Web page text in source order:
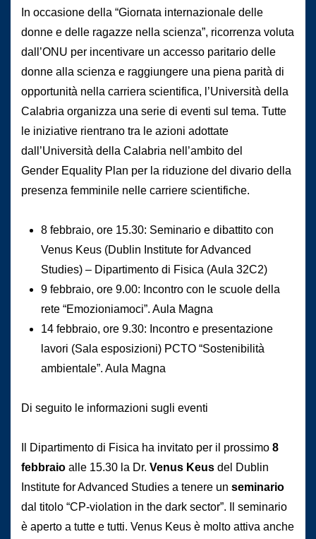
In occasione della “Giornata internazionale delle
donne e delle ragazze nella scienza”, ricorrenza voluta
dall’ONU per incentivare un accesso paritario delle
donne alla scienza e raggiungere una piena parità di
opportunità nella carriera scientifica, l’Università della
Calabria organizza una serie di eventi sul tema. Tutte
le iniziative rientrano tra le azioni adottate
dall’Università della Calabria nell’ambito del
Gender Equality Plan per la riduzione del divario della
presenza femminile nelle carriere scientifiche.
8 febbraio, ore 15.30: Seminario e dibattito con
Venus Keus (Dublin Institute for Advanced
Studies) – Dipartimento di Fisica (Aula 32C2)
9 febbraio, ore 9.00: Incontro con le scuole della
rete “Emozioniamoci”. Aula Magna
14 febbraio, ore 9.30: Incontro e presentazione
lavori (Sala esposizioni) PCTO “Sostenibilità
ambientale”. Aula Magna
Di seguito le informazioni sugli eventi
Il Dipartimento di Fisica ha invitato per il prossimo 8
febbraio alle 15.30 la Dr. Venus Keus del Dublin
Institute for Advanced Studies a tenere un seminario
dal titolo “CP-violation in the dark sector”. Il seminario
è aperto a tutte e tutti. Venus Keus è molto attiva anche